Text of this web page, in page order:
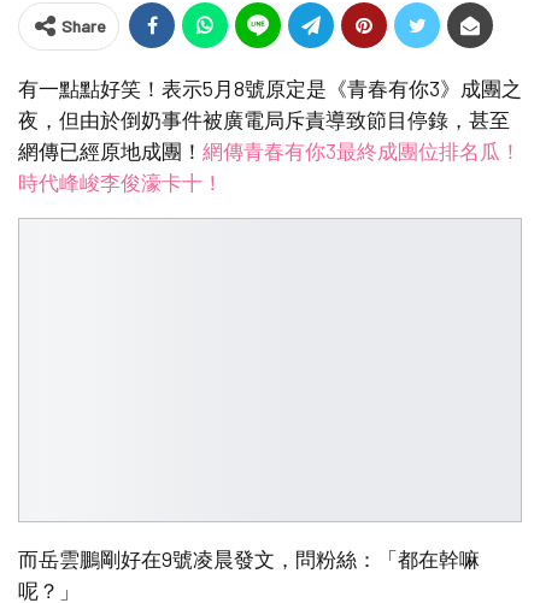
Share
有一點點好笑！表示5月8號原定是《青春有你3》成團之
夜，但由於倒奶事件被廣電局斥責導致節目停錄，甚至
網傳已經原地成團！ 網傳青春有你3最終成團位排名瓜！
時代峰峻李俊濠卡十！
而岳雲鵬剛好在9號凌晨發文，問粉絲：「都在幹嘛
呢？」